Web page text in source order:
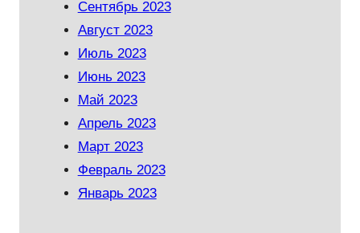
Сентябрь 2023
Август 2023
Июль 2023
Июнь 2023
Май 2023
Апрель 2023
Март 2023
Февраль 2023
Январь 2023